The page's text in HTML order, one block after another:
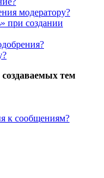
модератору?
при создании
тем
к сообщениям?